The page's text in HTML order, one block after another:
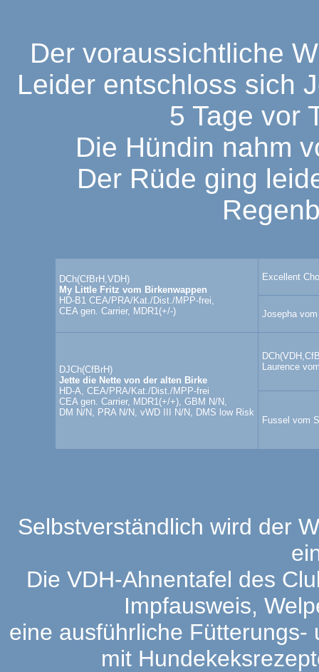
Der voraussichtliche
Leider entschloss sich
5 Tage vor
Die Hündin nahm
Der Rüde ging
DCh(CfBrH,VDH)
My Little Fritz vom Birkenwappen
HD-B1 CEA/PRA/Kat./Dist./MPP-frei,
CEA gen. Carrier, MDR1(+/-)
Excellent
Josepha
DJCh(CfBrH)
Jette die Nette von der alten Birke
HD-A, CEA/PRA/Kat./Dist./MPP-frei
CEA gen. Carrier, MDR1(+/+), GBM N/N,
DM N/N, PRA N/N, vWD III N/N, DMS low Risk
Laurence
Fussel vom
Selbstverständlich wird der
Die VDH-Ahnentafel des
Impfausweis,
eine ausführliche
mit